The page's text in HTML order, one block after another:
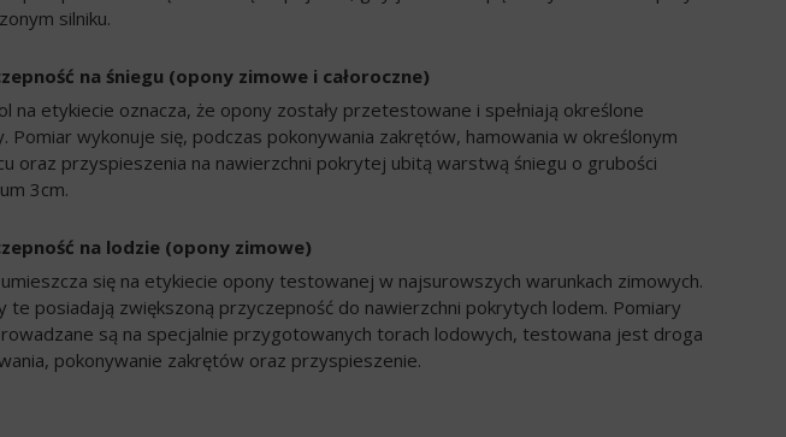
silniku.
na śniegu (opony zimowe i całoroczne)
na etykiecie oznacza, że opony zostały przetestowane i spełniają określone
Pomiar wykonuje się, podczas pokonywania zakrętów, hamowania w określonym
oraz przyspieszenia na nawierzchni pokrytej ubitą warstwą śniegu o grubości
3cm.
na lodzie (opony zimowe)
się na etykiecie opony testowanej w najsurowszych warunkach zimowych.
te posiadają zwiększoną przyczepność do nawierzchni pokrytych lodem. Pomiary
są na specjalnie przygotowanych torach lodowych, testowana jest droga
pokonywanie zakrętów oraz przyspieszenie.